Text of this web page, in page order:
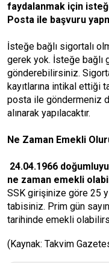
faydalanmak için
Posta ile başvuru
İsteğe bağlı sigortalı
gerek yok. İsteğe
gönderebilirsiniz.
kayıtlarına intikal ettiği
posta ile göndermeniz
alınarak yapılacaktır.
Ne Zaman Emekli
24.04.1966
ne zaman emekli
SSK girişinize göre 25
tabisiniz. Prim gün
tarihinde emekli
(Kaynak: Takvim